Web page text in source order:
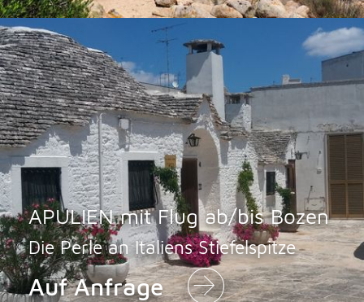
APULIEN mit Flug ab/bis Bozen
Die Perle an Italiens Stiefelspitze
Auf Anfrage